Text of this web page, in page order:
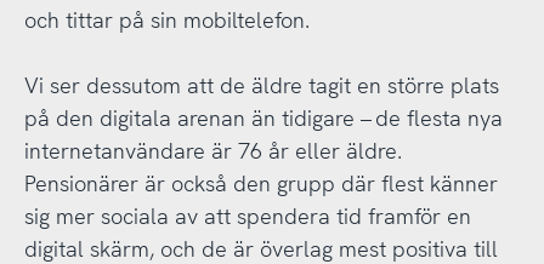
och tittar på sin mobiltelefon.
Vi ser dessutom att de äldre tagit en större plats
på den digitala arenan än tidigare – de flesta nya
internetanvändare är 76 år eller äldre.
Pensionärer är också den grupp där flest känner
sig mer sociala av att spendera tid framför en
digital skärm, och de är överlag mest positiva till